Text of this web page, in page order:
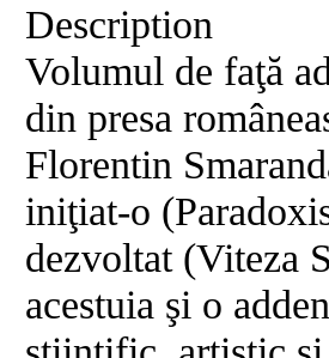
Description
Volumul de faţă
din presa
Florentin
iniţiat-o
dezvoltat (Viteza
acestuia şi o